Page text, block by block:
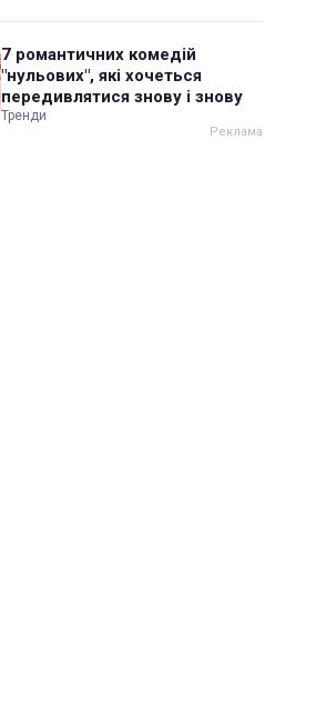
7 романтичних комедій
"нульових", які хочеться
передивлятися знову і знову
Тренди